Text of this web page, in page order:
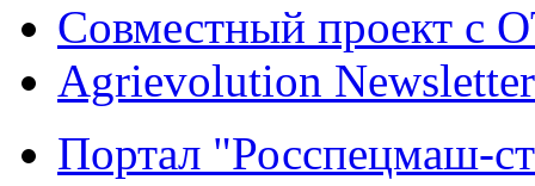
Совместный проект с
Agrievolution Newsletter
Портал "Росспецмаш-